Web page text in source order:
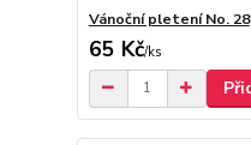
Vánoční pletení No. 28
65 Kč/ks